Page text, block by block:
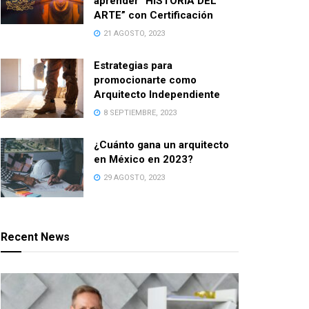
ARTE” con Certificación
21 AGOSTO, 2023
Estrategias para
promocionarte como
Arquitecto Independiente
8 SEPTIEMBRE, 2023
¿Cuánto gana un arquitecto
en México en 2023?
29 AGOSTO, 2023
Recent News